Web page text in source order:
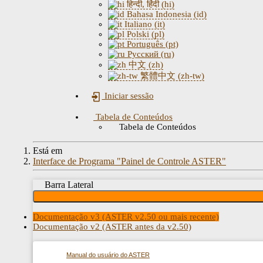
हिन्दी, हिंदी (hi)
Bahasa Indonesia (id)
Italiano (it)
Polski (pl)
Português (pt)
Русский (ru)
中文 (zh)
繁體中文 (zh-tw)
Iniciar sessão
Tabela de Conteúdos
Tabela de Conteúdos
Está em
Interface de Programa "Painel de Controle ASTER"
Barra Lateral
Documentação v3 (ASTER v2.50 ou mais recente)
Documentação v2 (ASTER antes da v2.50)
Manual do usuário do ASTER